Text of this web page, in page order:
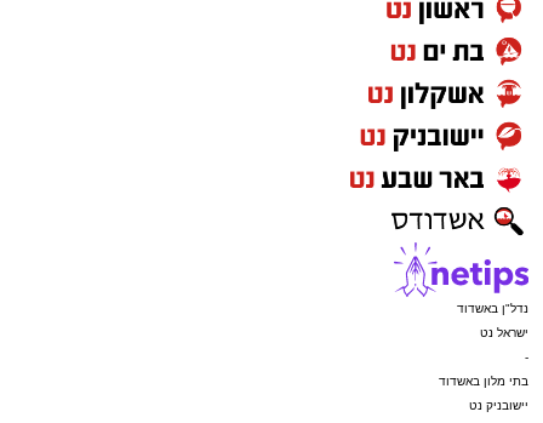
נדל"ן באשדוד
ישראל נט
-
בתי מלון באשדוד
יישובניק נט